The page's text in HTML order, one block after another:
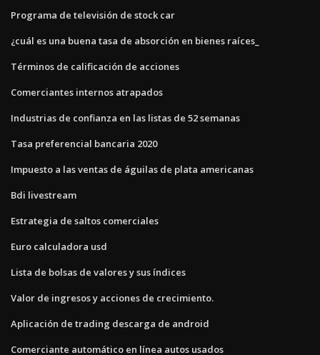
Programa de televisión de stock car
¿cuál es una buena tasa de absorción en bienes raíces_
Términos de calificación de acciones
Comerciantes internos atrapados
Industrias de confianza en las listas de 52 semanas
Tasa preferencial bancaria 2020
Impuesto a las ventas de águilas de plata americanas
Bdi livestream
Estrategia de saltos comerciales
Euro calculadora usd
Lista de bolsas de valores y sus índices
Valor de ingresos y acciones de crecimiento.
Aplicación de trading descarga de android
Comerciante automático en línea autos usados